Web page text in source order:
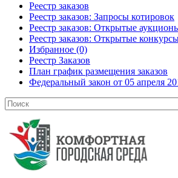
Реестр заказов
Реестр заказов: Запросы котировок
Реестр заказов: Открытые
Реестр заказов: Открытые
Избранное (0)
Реестр Заказов
План график размещения заказов
Федеральный закон от 05 апреля